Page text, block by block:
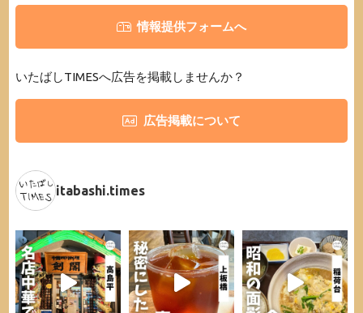
情報提供フォームへ
いたばしTIMESへ広告を掲載しませんか？
広告掲載について
itabashi.times